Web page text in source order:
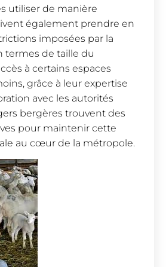
utiliser de manière
également prendre en
imposées par la
termes de taille du
à certains espaces
grâce à leur expertise
avec les autorités
bergères trouvent des
pour maintenir cette
au cœur de la métropole.